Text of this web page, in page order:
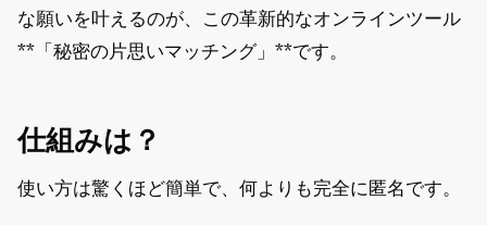
な願いを叶えるのが、この革新的なオンラインツール
**「秘密の片思いマッチング」**です。
仕組みは？
使い方は驚くほど簡単で、何よりも完全に匿名です。